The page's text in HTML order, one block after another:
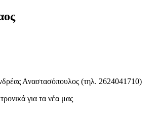
Αναστασόπουλος (τηλ. 2624041710)
για τα νέα μας